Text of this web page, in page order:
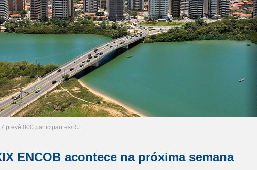
prevê 800 participantes/RJ
ENCOB acontece na próxima semana